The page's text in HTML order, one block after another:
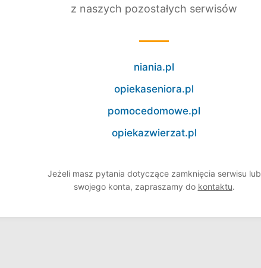
z naszych pozostałych serwisów
niania.pl
opiekaseniora.pl
pomocedomowe.pl
opiekazwierzat.pl
Jeżeli masz pytania dotyczące zamknięcia serwisu lub
swojego konta, zapraszamy do kontaktu.